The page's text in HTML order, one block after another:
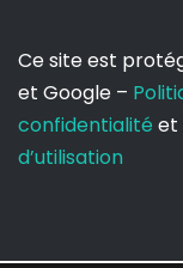
Ce site est
et Google –
confidentialité et
d’utilisation